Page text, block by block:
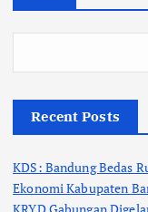
Recent Posts
KDS: Bandung Bedas
Ekonomi Kabupaten